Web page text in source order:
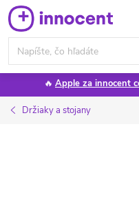
Prejsť
na
obsah
🔥 Apple za innocent
Držiaky a stojany